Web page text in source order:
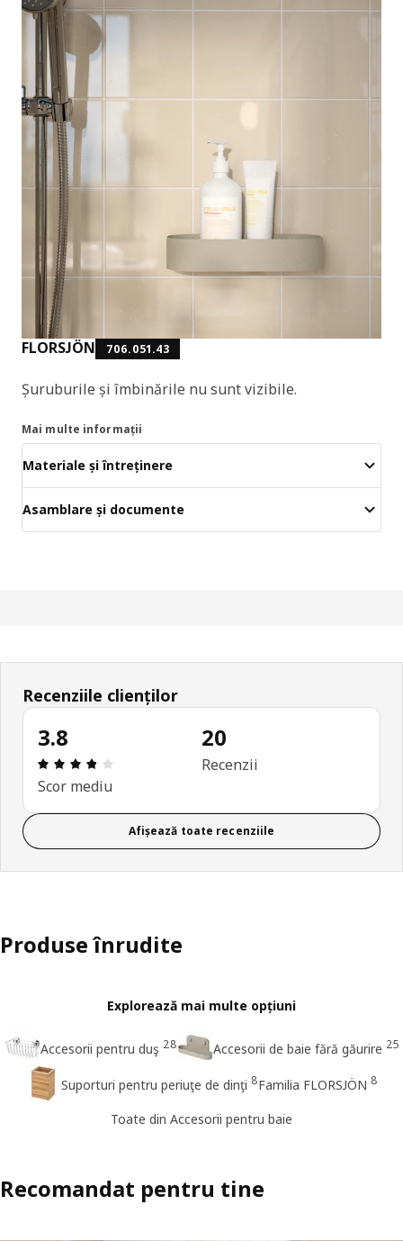
FLORSJÖN 706.051.43
Șuruburile și îmbinările nu sunt vizibile.
Mai multe informații
Materiale și întreținere
Asamblare și documente
Recenziile clienților
3.8
Prezentare generală: 3.8 din 5 stele Total
Scor mediu
20
Recenzii
Afișează toate recenziile
Produse înrudite
Explorează mai multe opțiuni
Accesorii pentru duş 28 Accesorii de baie fără găurire 25
Suporturi pentru periuţe de dinţi 8Familia FLORSJÖN 8
Toate din Accesorii pentru baie
Recomandat pentru tine